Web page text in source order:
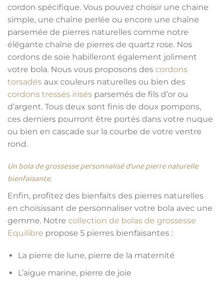
cordon spécifique. Vous pouvez choisir une chaine
simple, une chaîne perlée ou encore une chaîne
parsemée de pierres naturelles comme notre
élégante chaîne de pierres de quartz rose. Nos
cordons de soie habilleront également joliment
votre bola. Nous vous proposons des cordons
torsadés aux couleurs naturelles ou bien des
cordons tressés irisés parsemés de fils d’or ou
d’argent. Tous deux sont finis de doux pompons,
ces derniers pourront être portés dans votre nuque
ou bien en cascade sur la courbe de votre ventre
rond.
Un bola de grossesse personnalisé d’une pierre naturelle
bienfaisante.
Enfin, profitez des bienfaits des pierres naturelles
en choisissant de personnaliser votre bola avec une
gemme. Notre collection de bolas de grossesse
Equilibre propose 5 pierres bienfaisantes :
La pierre de lune, pierre de la maternité
L’aigue marine, pierre de joie